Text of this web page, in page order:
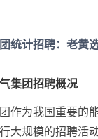
统计招聘：老黄
集团招聘概况
作为我国重要的能
大规模的招聘活